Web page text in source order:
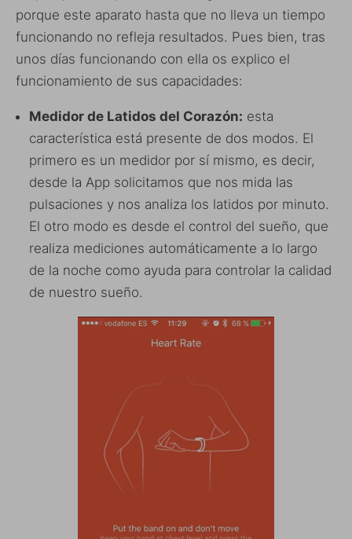
porque este aparato hasta que no lleva un tiempo
funcionando no refleja resultados. Pues bien, tras
unos días funcionando con ella os explico el
funcionamiento de sus capacidades:
Medidor de Latidos del Corazón: esta
característica está presente de dos modos. El
primero es un medidor por sí mismo, es decir,
desde la App solicitamos que nos mida las
pulsaciones y nos analiza los latidos por minuto.
El otro modo es desde el control del sueño, que
realiza mediciones automáticamente a lo largo
de la noche como ayuda para controlar la calidad
de nuestro sueño.